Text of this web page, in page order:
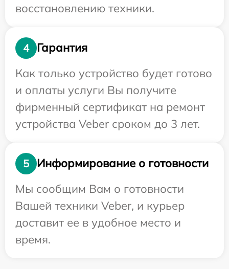
восстановлению техники.
4
Гарантия
Как только устройство будет готово
и оплаты услуги Вы получите
фирменный сертификат на ремонт
устройства Veber сроком до 3 лет.
5
Информирование о готовности
Мы сообщим Вам о готовности
Вашей техники Veber, и курьер
доставит ее в удобное место и
время.